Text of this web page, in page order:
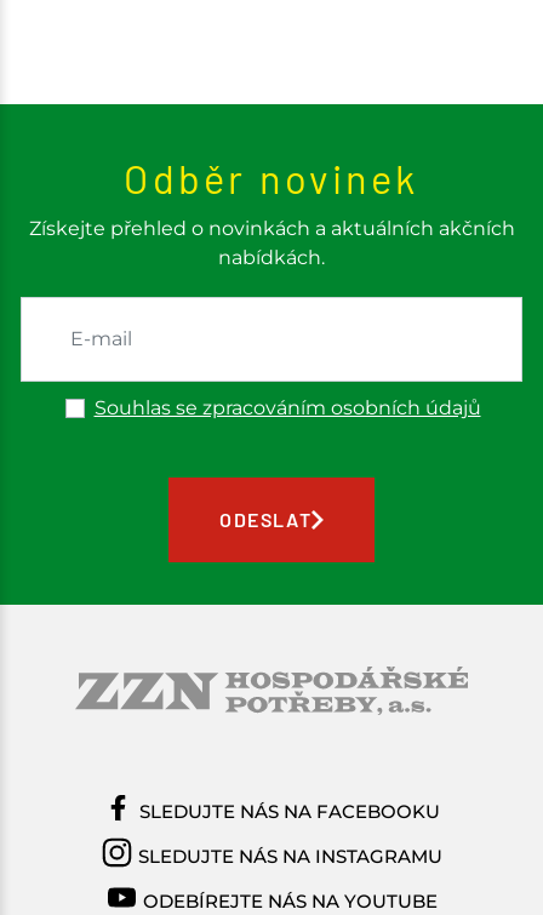
Odběr novinek
Získejte přehled o novinkách a aktuálních akčních
nabídkách.
Souhlas se zpracováním osobních údajů
ODESLAT
SLEDUJTE NÁS NA FACEBOOKU
SLEDUJTE NÁS NA INSTAGRAMU
ODEBÍREJTE NÁS NA YOUTUBE